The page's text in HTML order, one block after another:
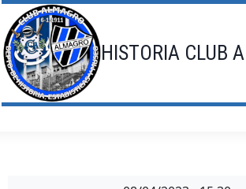
Saltar
al
contenido
HISTORIA CLUB